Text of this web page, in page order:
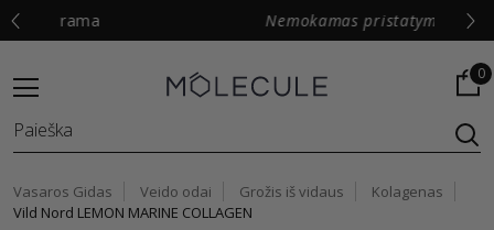
Nemokamas pristatymas nuo99 €
0
Vasaros Gidas Veido odai Grožis iš vidaus
Kolagenas
Vild Nord LEMON MARINE COLLAGEN